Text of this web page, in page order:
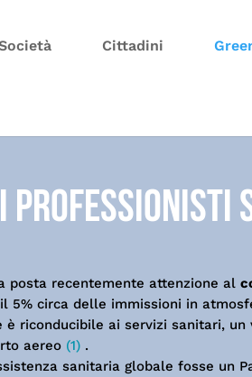
Cittadini
professionisti
posta recentemente attenzione al
5% circa delle immissioni in
è riconducibile ai servizi sanitari,
aereo (1).
sanitaria globale fosse un